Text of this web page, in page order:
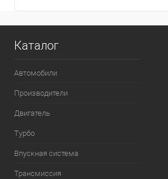
Каталог
Автомобили
Производители
Двигатель
Турбо
Впускная система
Трансмиссия